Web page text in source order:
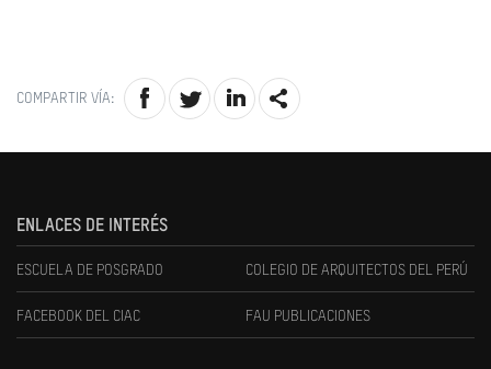
COMPARTIR VÍA:
ENLACES DE INTERÉS
ESCUELA DE POSGRADO COLEGIO DE ARQUITECTOS DEL PERÚ
FACEBOOK DEL CIAC FAU PUBLICACIONES